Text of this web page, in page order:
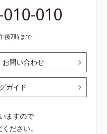
010
後7時まで
お問い合わせ
ガイド
ますので
ださい。